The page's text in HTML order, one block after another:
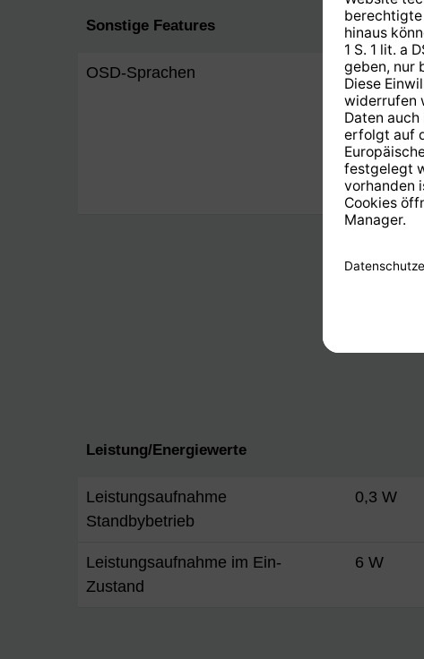
Sonstige Features
OSD-Sprachen
Dänisch,
Leistung/Energiewerte
Leistungsaufnahme
Standbybetrieb
0,3 W
Leistungsaufnahme im Ein-
Zustand
6 W